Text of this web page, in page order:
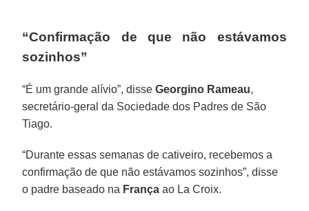
“Confirmação de que não estávamos
sozinhos”
“É um grande alívio”, disseGeorgino Rameau,
secretário-geral da Sociedade dos Padres de São
Tiago.
“Durante essas semanas de cativeiro, recebemos a
confirmação de que não estávamos sozinhos”, disse
o padre baseado na França ao La Croix.